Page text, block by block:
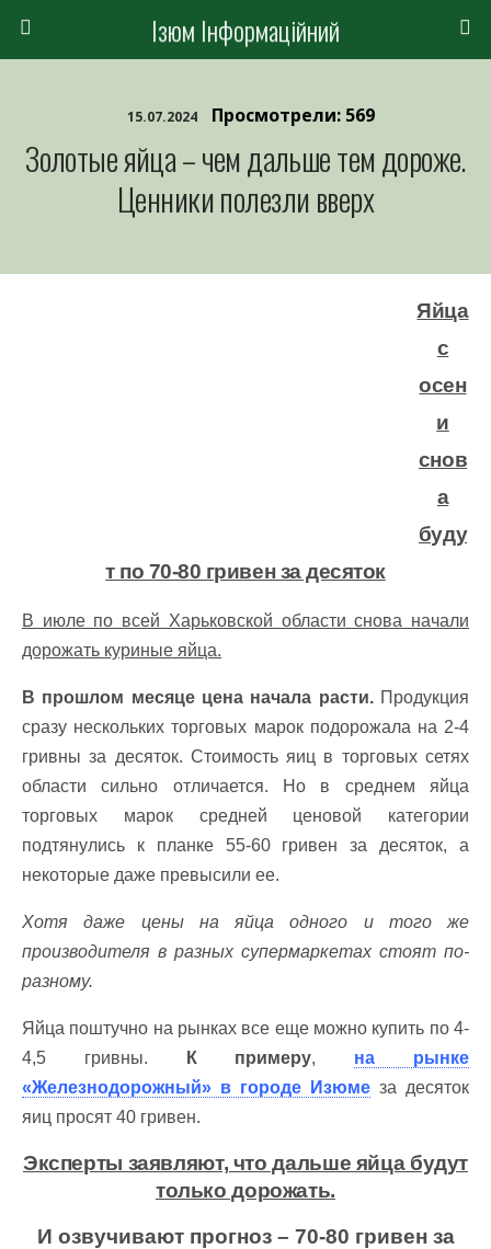
Ізюм Інформаційний
15.07.2024 Просмотрели: 569
Золотые яйца – чем дальше тем дороже.
Ценники полезли вверх
Яйца
с
осен
и
снов
а
буду
т по 70-80 гривен за десяток
В июле по всей Харьковской области снова начали
дорожать куриные яйца.
В прошлом месяце цена начала расти.Продукция
сразу нескольких торговых марок подорожала на 2-4
гривны за десяток. Стоимость яиц в торговых сетях
области сильно отличается. Но в среднем яйца
торговых марок средней ценовой категории
подтянулись к планке 55-60 гривен за десяток, а
некоторые даже превысили ее.
Хотя даже цены на яйца одного и того же
производителя в разных супермаркетах стоят по-
разному.
Яйца поштучно на рынках все еще можно купить по 4-
4,5 гривны.
К примеру, на рынке
«Железнодорожный» в городе Изюме за десяток
яиц просят 40 гривен.
Эксперты заявляют, что дальше яйца будут
только дорожать.
И озвучивают прогноз – 70-80 гривен за